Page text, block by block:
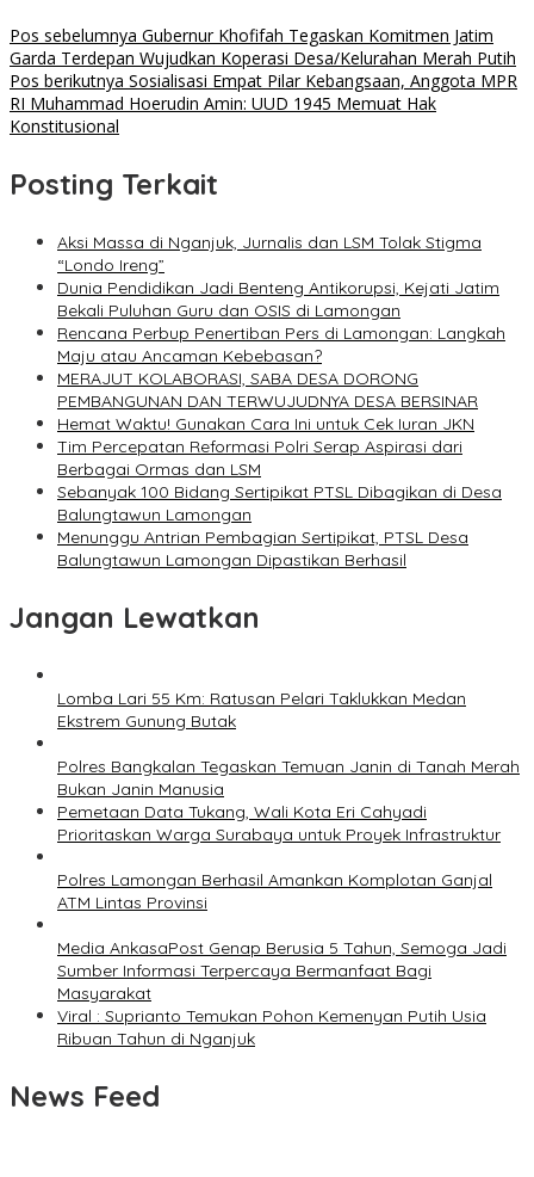
Pos sebelumnya Gubernur Khofifah Tegaskan Komitmen Jatim
Garda Terdepan Wujudkan Koperasi Desa/Kelurahan Merah Putih
Pos berikutnya Sosialisasi Empat Pilar Kebangsaan, Anggota MPR
RI Muhammad Hoerudin Amin: UUD 1945 Memuat Hak
Konstitusional
Posting Terkait
Aksi Massa di Nganjuk, Jurnalis dan LSM Tolak Stigma
“Londo Ireng”
Dunia Pendidikan Jadi Benteng Antikorupsi, Kejati Jatim
Bekali Puluhan Guru dan OSIS di Lamongan
Rencana Perbup Penertiban Pers di Lamongan: Langkah
Maju atau Ancaman Kebebasan?
MERAJUT KOLABORASI, SABA DESA DORONG
PEMBANGUNAN DAN TERWUJUDNYA DESA BERSINAR
Hemat Waktu! Gunakan Cara Ini untuk Cek Iuran JKN
Tim Percepatan Reformasi Polri Serap Aspirasi dari
Berbagai Ormas dan LSM
Sebanyak 100 Bidang Sertipikat PTSL Dibagikan di Desa
Balungtawun Lamongan
Menunggu Antrian Pembagian Sertipikat, PTSL Desa
Balungtawun Lamongan Dipastikan Berhasil
Jangan Lewatkan
Lomba Lari 55 Km: Ratusan Pelari Taklukkan Medan
Ekstrem Gunung Butak
Polres Bangkalan Tegaskan Temuan Janin di Tanah Merah
Bukan Janin Manusia
Pemetaan Data Tukang, Wali Kota Eri Cahyadi
Prioritaskan Warga Surabaya untuk Proyek Infrastruktur
Polres Lamongan Berhasil Amankan Komplotan Ganjal
ATM Lintas Provinsi
Media AnkasaPost Genap Berusia 5 Tahun, Semoga Jadi
Sumber Informasi Terpercaya Bermanfaat Bagi
Masyarakat
Viral : Suprianto Temukan Pohon Kemenyan Putih Usia
Ribuan Tahun di Nganjuk
News Feed